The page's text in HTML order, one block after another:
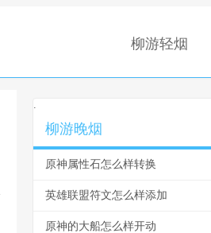
柳游轻烟
.
柳游晚烟
原神属性石怎么样转换
英雄联盟符文怎么样添加
原神的大船怎么样开动